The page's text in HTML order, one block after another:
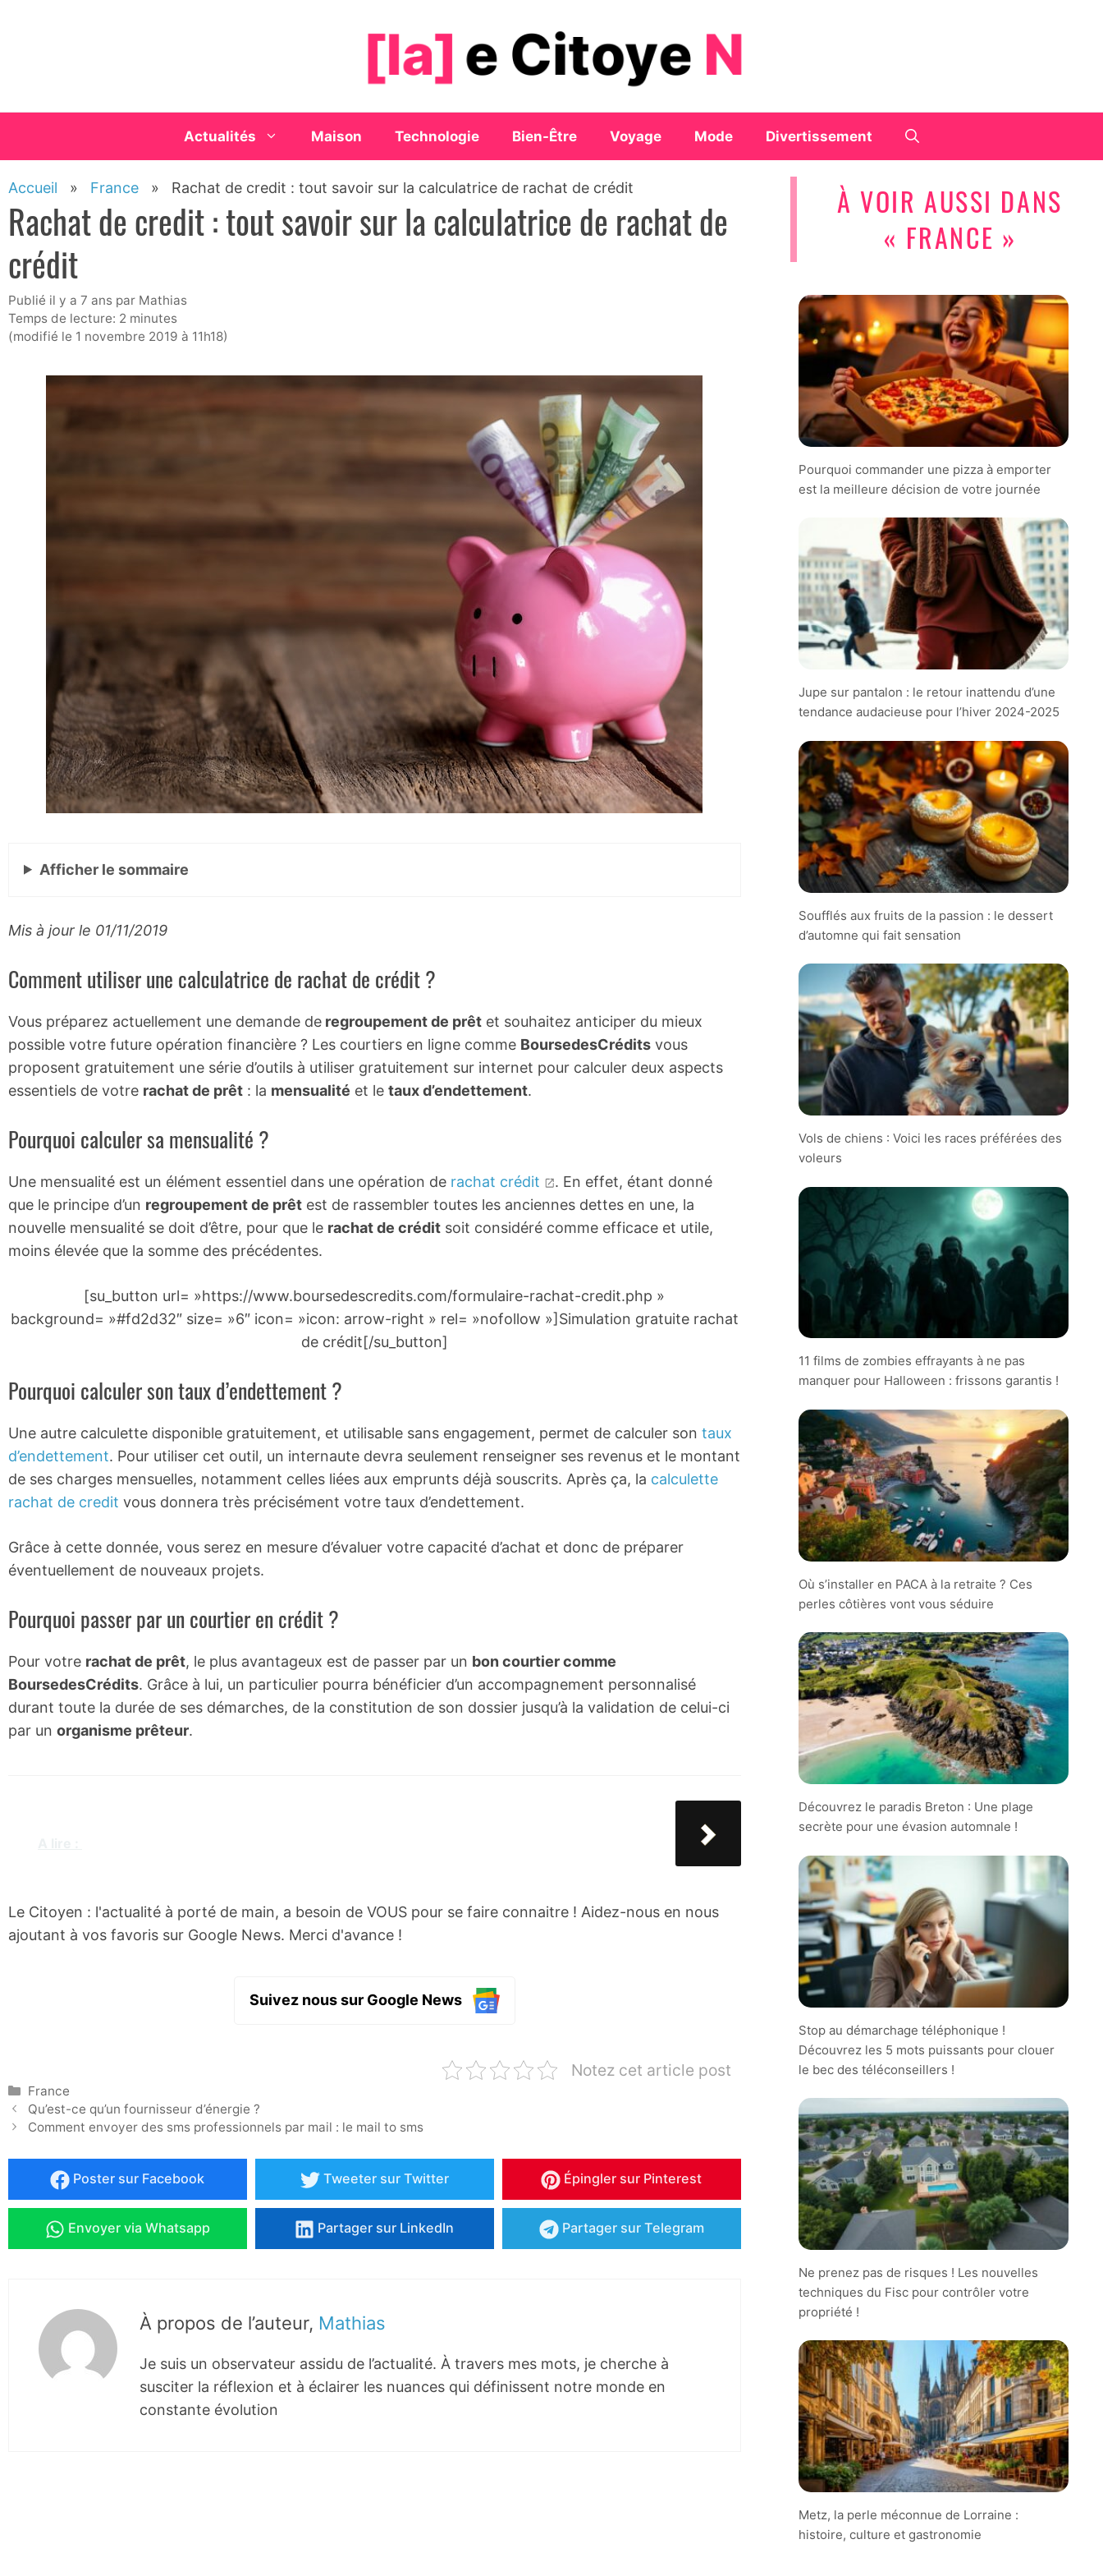
Actualités Maison Technologie Bien-Être Voyage Mode Divertissement
Accueil » France » Rachat de credit : tout savoir sur la calculatrice de rachat de crédit
Rachat de credit : tout savoir sur la calculatrice de rachat de
crédit
publié il y a 7 ans par Mathias
Temps de lecture: 2 minutes
(modifié le 1 novembre 2019 à 11h18)
Afficher le sommaire
Mis à jour le 01/11/2019
Comment utiliser une calculatrice de rachat de crédit ?
Vous préparez actuellement une demande de regroupement de prêt et souhaitez anticiper du mieux
possible votre future opération financière ? Les courtiers en ligne comme BoursedesCrédits vous
proposent gratuitement une série d’outils à utiliser gratuitement sur internet pour calculer deux aspects
essentiels de votre rachat de prêt : la mensualité et le taux d’endettement.
Pourquoi calculer sa mensualité ?
Une mensualité est un élément essentiel dans une opération de rachat crédit
. En effet, étant donné
que le principe d’un regroupement de prêt est de rassembler toutes les anciennes dettes en une, la
nouvelle mensualité se doit d’être, pour que le rachat de crédit soit considéré comme efficace et utile,
moins élevée que la somme des précédentes.
[su_button url= »https://www.boursedescredits.com/formulaire-rachat-credit.php »
background= »#fd2d32″ size= »6″ icon= »icon: arrow-right » rel= »nofollow »]Simulation gratuite rachat
de crédit[/su_button]
Pourquoi calculer son taux d’endettement ?
Une autre calculette disponible gratuitement, et utilisable sans engagement, permet de calculer son taux
d’endettement. Pour utiliser cet outil, un internaute devra seulement renseigner ses revenus et le montant
de ses charges mensuelles, notamment celles liées aux emprunts déjà souscrits. Après ça, la calculette
rachat de credit vous donnera très précisément votre taux d’endettement.
Grâce à cette donnée, vous serez en mesure d’évaluer votre capacité d’achat et donc de préparer
éventuellement de nouveaux projets.
Pourquoi passer par un courtier en crédit ?
Pour votre rachat de prêt, le plus avantageux est de passer par un bon courtier comme
BoursedesCrédits. Grâce à lui, un particulier pourra bénéficier d’un accompagnement personnalisé
durant toute la durée de ses démarches, de la constitution de son dossier jusqu’à la validation de celui-ci
par un organisme prêteur.
Le Citoyen : l'actualité à porté de main, a besoin de VOUS pour se faire connaitre ! Aidez-nous en nous
ajoutant à vos favoris sur Google News. Merci d'avance !
Suivez nous sur Google News
Notez cet article post
Catégories
France
Qu’est-ce qu’un fournisseur d’énergie ?
Comment envoyer des sms professionnels par mail : le mail to sms
Poster sur Facebook Tweetersur Twitter Épingler sur Pinterest
Envoyervia Whatsapp Partager sur LinkedIn Partagersur Telegram
À propos de l’auteur, Mathias
Je suis un observateur assidu de l’actualité. À travers mes mots, je cherche à
susciter la réflexion et à éclairer les nuances qui définissent notre monde en
constante évolution
À VOIR AUSSI DANS
« FRANCE »
Pourquoi commander une pizza à emporter
est la meilleure décision de votre journée
Jupe sur pantalon : le retour inattendu d’une
tendance audacieuse pour l’hiver 2024-2025
Soufflés aux fruits de la passion : le dessert
d’automne qui fait sensation
Vols de chiens : Voici les races préférées des
voleurs
11 films de zombies effrayants à ne pas
manquer pour Halloween : frissons garantis !
Où s’installer en PACA à la retraite ? Ces
perles côtières vont vous séduire
Découvrez le paradis Breton : Une plage
secrète pour une évasion automnale !
Stop au démarchage téléphonique !
Découvrez les 5 mots puissants pour clouer
le bec des téléconseillers !
Ne prenez pas de risques ! Les nouvelles
techniques du Fisc pour contrôler votre
propriété !
Metz, la perle méconnue de Lorraine :
histoire, culture et gastronomie